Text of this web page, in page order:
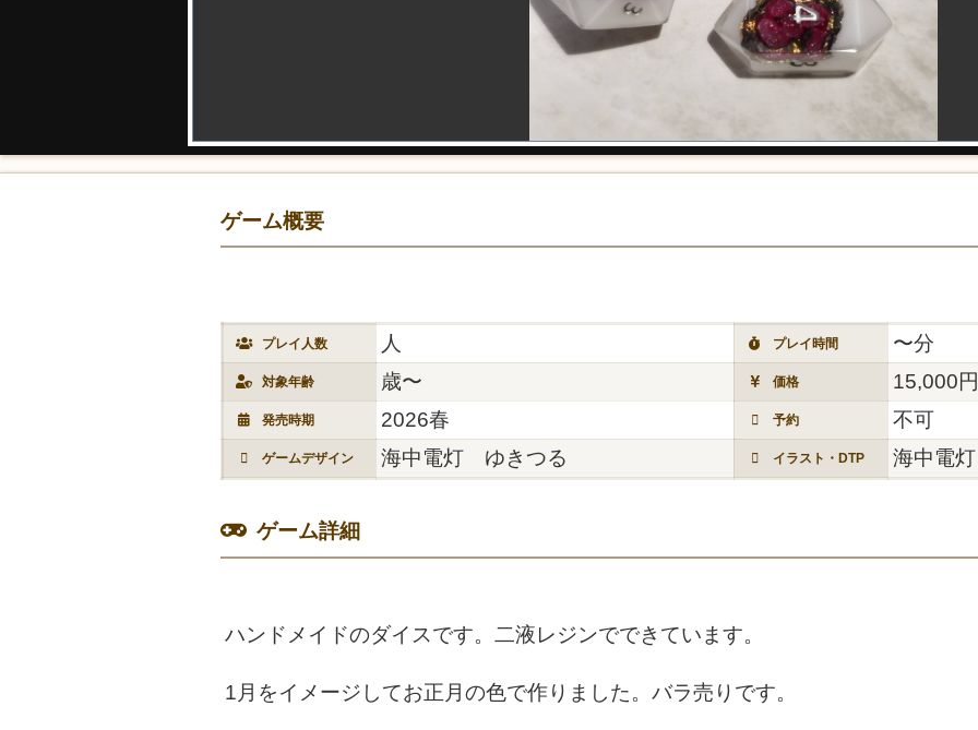
ゲーム概要
プレイ人数 人 プレイ時間 〜分
対象年齢 歳〜 価格 15,000
発売時期 2026春 予約 不可
ゲームデザイン 海中電灯 ゆきつる イラスト・DTP 海中電
ゲーム詳細
ハンドメイドのダイスです。二液レジンでできています。
1月をイメージしてお正月の色で作りました。バラ売りです。